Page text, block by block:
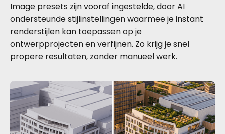
Image presets zijn vooraf ingestelde, door AI
ondersteunde stijlinstellingen waarmee je instant
renderstijlen kan toepassen op je
ontwerpprojecten en verfijnen. Zo krijg je snel
propere resultaten, zonder manueel werk.